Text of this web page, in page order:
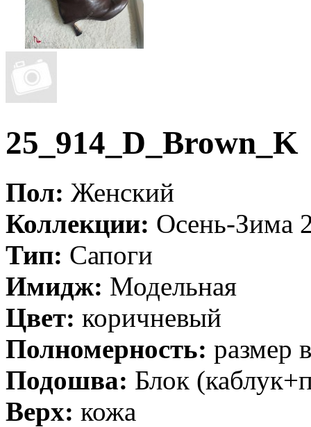
25_914_D_Brown_K
Пол: Женский
Коллекции: Осень-Зима
Тип: Сапоги
Имидж: Модельная
Цвет: коричневый
Полномерность: размер
Подошва: Блок
Верх: кожа